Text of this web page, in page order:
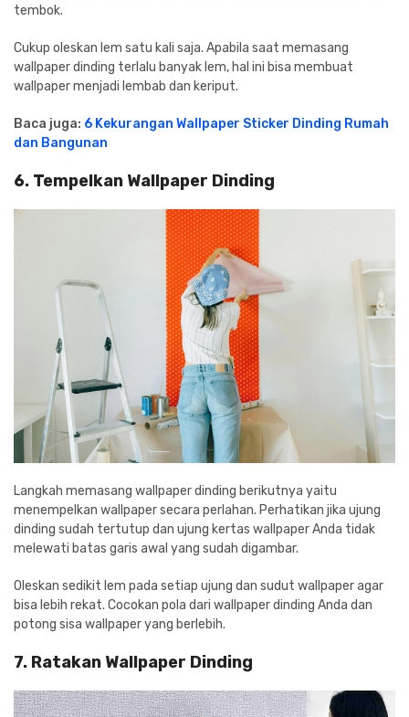
tembok.
Cukup oleskan lem satu kali saja. Apabila saat memasang
wallpaper dinding terlalu banyak lem, hal ini bisa membuat
wallpaper menjadi lembab dan keriput.
Baca juga: 6 Kekurangan Wallpaper Sticker Dinding Rumah
dan Bangunan
6. Tempelkan Wallpaper Dinding
Langkah memasang wallpaper dinding berikutnya yaitu
menempelkan wallpaper secara perlahan. Perhatikan jika ujung
dinding sudah tertutup dan ujung kertas wallpaper Anda tidak
melewati batas garis awal yang sudah digambar.
Oleskan sedikit lem pada setiap ujung dan sudut wallpaper agar
bisa lebih rekat. Cocokan pola dari wallpaper dinding Anda dan
potong sisa wallpaper yang berlebih.
7. Ratakan Wallpaper Dinding